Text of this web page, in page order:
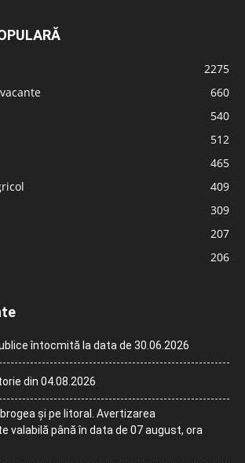
2275
660
540
512
465
409
309
207
206
întocmită la data de 30.06.2026
din 04.08.2026
și pe litoral. Avertizarea
valabilă până în data de 07 august, ora